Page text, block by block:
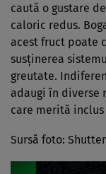
caută o gustare
caloric redus.
acest fruct poate
susținerea
greutate.
adaugi în diverse
care merită
Sursă foto: